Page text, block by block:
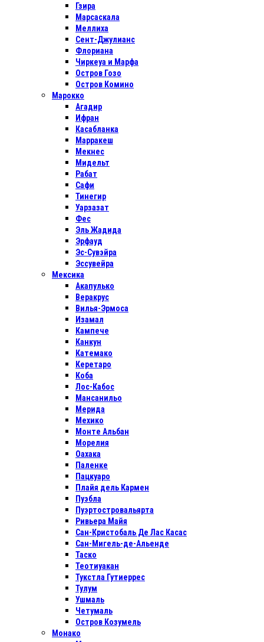
Гзира
Марсаскала
Меллиха
Сент-Джулианс
Флориана
Чиркеуа и Марфа
Остров Гозо
Остров Комино
Марокко
Агадир
Ифран
Касабланка
Марракеш
Мекнес
Мидельт
Рабат
Сафи
Тинегир
Уарзазат
Фес
Эль Жадида
Эрфауд
Эс-Сувэйра
Эссувейра
Мексика
Акапулько
Веракрус
Вилья-Эрмоса
Изамал
Кампече
Канкун
Катемако
Керетаро
Коба
Лос-Кабос
Мансанильо
Мерида
Мехико
Монте Альбан
Морелия
Оахака
Паленке
Пацкуаро
Плайя дель Кармен
Пуэбла
Пуэртостровальярта
Ривьера Майя
Сан-Кристобаль Де Лас Касас
Сан-Мигель-де-Альенде
Таско
Теотиуакан
Тукстла Гутиеррес
Тулум
Ушмаль
Четумаль
Остров Козумель
Монако